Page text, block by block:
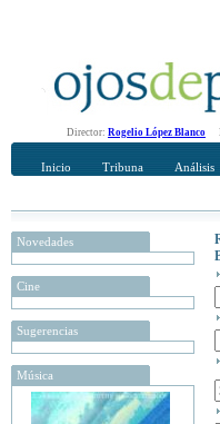
Director: Rogelio López Blanco
Inicio Tribuna Análisis
Novedades
Cine
Sugerencias
Música